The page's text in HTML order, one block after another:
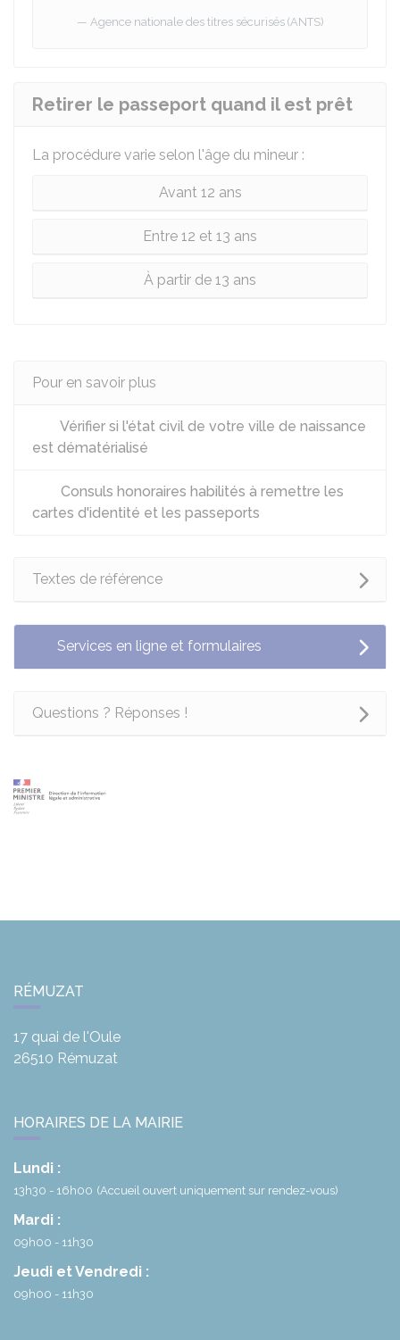
Agence nationale des titres sécurisés (ANTS)
Retirer le passeport quand il est prêt
La procédure varie selon l'âge du mineur :
Avant 12 ans
Entre 12 et 13 ans
À partir de 13 ans
Pour en savoir plus
Vérifier si l'état civil de votre ville de naissance
est dématérialisé
Consuls honoraires habilités à remettre les
cartes d'identité et les passeports
Textes de référence
Services en ligne et formulaires
Questions ? Réponses !
RÉMUZAT
17 quai de l'Oule
26510 Rémuzat
HORAIRES DE LA MAIRIE
Lundi :
13h30 - 16h00 (Accueil ouvert uniquement sur rendez-vous)
Mardi :
09h00 - 11h30
Jeudi et Vendredi :
09h00 - 11h30